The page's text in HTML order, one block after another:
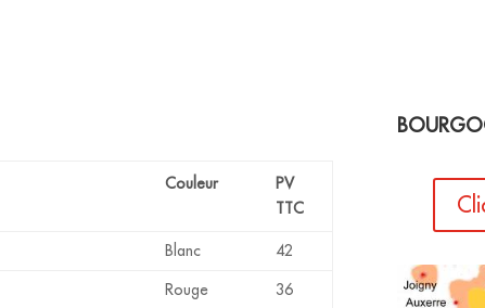
Couleur
PV
TTC
Blanc
42
Rouge
36